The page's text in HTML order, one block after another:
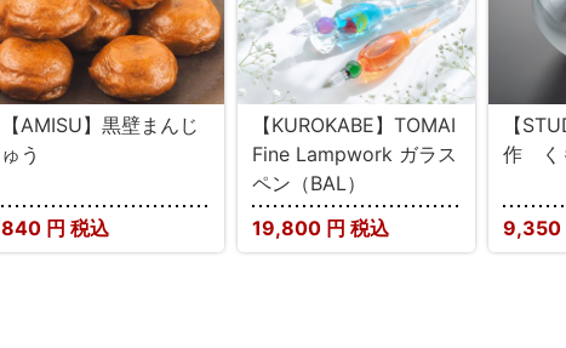
【AMISU】黒壁まんじ
ゅう
840 円 税込
【KUROKABE】TOMAI
Fine Lampwork ガラス
ペン（BAL）
19,800 円 税込
【
作 く
9,350